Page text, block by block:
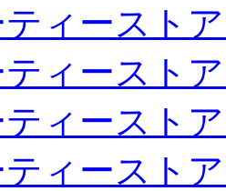
ィースト
ィースト
ィースト
ィースト